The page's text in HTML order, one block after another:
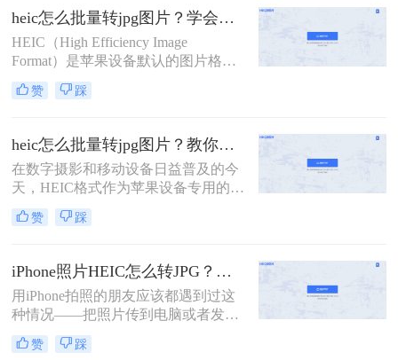
支持HEIC格式，因此在实际应用中，
经常需要将HEIC图片转换为更通用的
JPG格式。那么图片heic怎么转jpg
呢？以下是一些将HEIC图片转换为
JPG格式的方法，帮助用户轻松实现
格式转换。
heic怎么批量转jpg图片？学会这3种方法，10秒转换上百张图片。
HEIC（High Efficiency Image
Format）是苹果设备默认的图片格
式，虽然节省存储空间，但兼容性较
差。那么heic怎么批量转jpg图片呢？
的方法，涵盖不同系统和需求。
赞 踩
heic怎么批量转jpg图片？教你三种简单的图片格式转换方法！
在数字摄影和移动设备日益普及的今
天，HEIC格式作为苹果设备专用的图
片格式，凭借其高效的压缩和优秀的
图像质量，受到了广大用户的喜爱。
设备或软件无法直接打开和编辑HEIC
图片。因此，heic怎么批量转jpg图片
成为了一个常见的需求。本文将为您
介绍几种简单高效的方法，帮助您轻
松实现HEIC到JPG的批量转换。
赞 踩
iPhone照片HEIC怎么转JPG？试过几个管用的方法！
用iPhone拍照的朋友应该都遇到过这
种情况——把照片传到电脑或者发给
别人，结果对方打不开，文件后缀是
HEIC，不是熟悉的JPG。这是因为从
赞 踩